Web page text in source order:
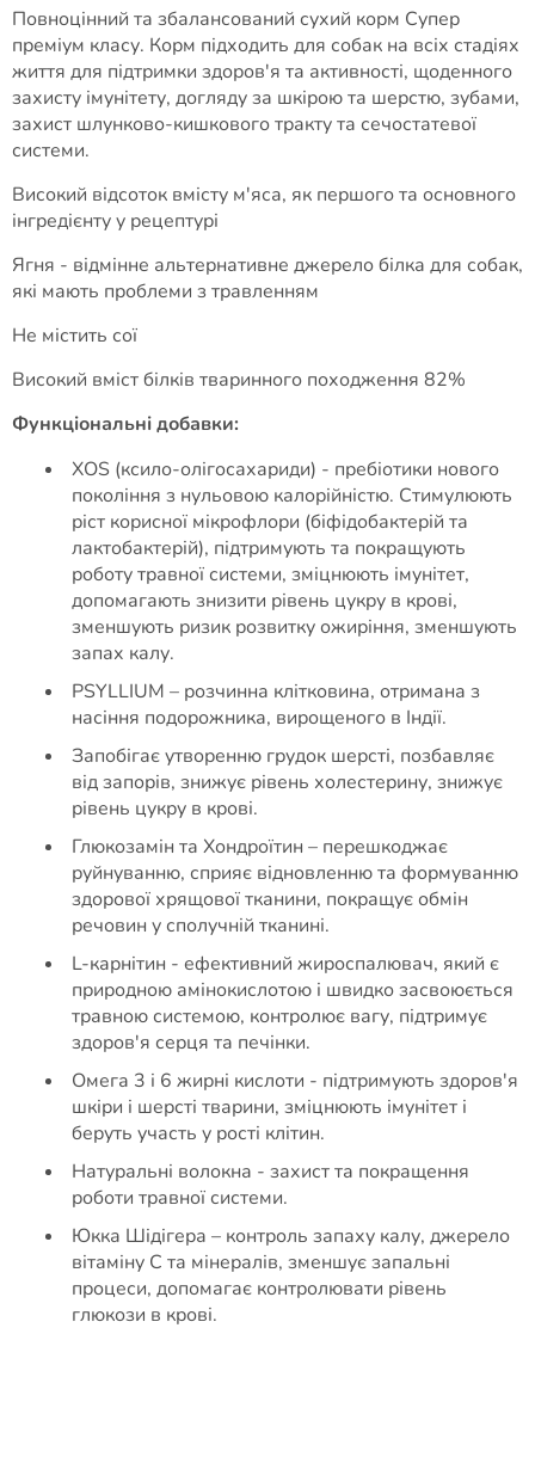
Повноцінний та збалансований сухий корм Супер
преміум класу. Корм підходить для собак на всіх стадіях
життя для підтримки здоров'я та активності, щоденного
захисту імунітету, догляду за шкірою та шерстю, зубами,
захист шлунково-кишкового тракту та сечостатевої
системи.
Високий відсоток вмісту м'яса, як першого та основного
інгредієнту у рецептурі
Ягня - відмінне альтернативне джерело білка для собак,
які мають проблеми з травленням
Не містить сої
Високий вміст білків тваринного походження 82%
Функціональні добавки:
XOS (ксило-олігосахариди) - пребіотики нового
покоління з нульовою калорійністю. Стимулюють
ріст корисної мікрофлори (біфідобактерій та
лактобактерій), підтримують та покращують
роботу травної системи, зміцнюють імунітет,
допомагають знизити рівень цукру в крові,
зменшують ризик розвитку ожиріння, зменшують
запах калу.
PSYLLIUM – розчинна клітковина, отримана з
насіння подорожника, вирощеного в Індії.
Запобігає утворенню грудок шерсті, позбавляє
від запорів, знижує рівень холестерину, знижує
рівень цукру в крові.
Глюкозамін та Хондроїтин – перешкоджає
руйнуванню, сприяє відновленню та формуванню
здорової хрящової тканини, покращує обмін
речовин у сполучній тканині.
L-карнітин - ефективний жироспалювач, який є
природною амінокислотою і швидко засвоюється
травною системою, контролює вагу, підтримує
здоров'я серця та печінки.
Омега 3 і 6 жирні кислоти - підтримують здоров'я
шкіри і шерсті тварини, зміцнюють імунітет і
беруть участь у рості клітин.
Натуральні волокна - захист та покращення
роботи травної системи.
Юкка Шідігера – контроль запаху калу, джерело
вітаміну С та мінералів, зменшує запальні
процеси, допомагає контролювати рівень
глюкози в крові.